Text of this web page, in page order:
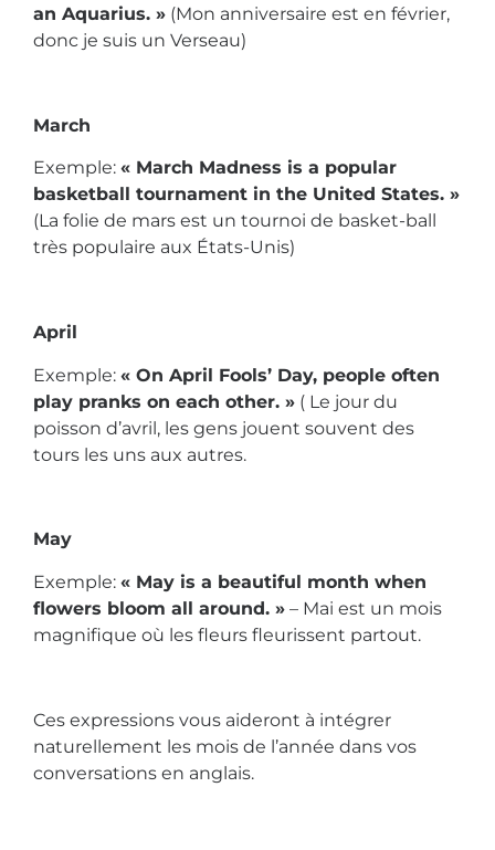
an Aquarius. » (Mon anniversaire est en février,
donc je suis un Verseau)
March
Exemple: « March Madness is a popular
basketball tournament in the United States. »
(La folie de mars est un tournoi de basket-ball
très populaire aux États-Unis)
April
Exemple: « On April Fools’ Day, people often
play pranks on each other. » ( Le jour du
poisson d’avril, les gens jouent souvent des
tours les uns aux autres.
May
Exemple: « May is a beautiful month when
flowers bloom all around. » – Mai est un mois
magnifique où les fleurs fleurissent partout.
Ces expressions vous aideront à intégrer
naturellement les mois de l’année dans vos
conversations en anglais.